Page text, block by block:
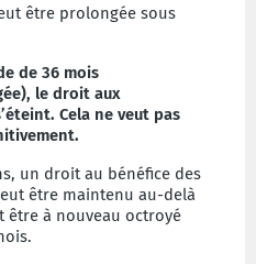
être prolongée sous
de 36 mois
le droit aux
Cela ne veut pas
un droit au bénéfice des
être maintenu au-delà
être à nouveau octroyé